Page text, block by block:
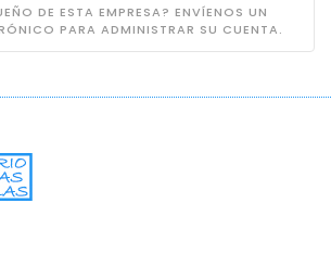
DE ESTA EMPRESA? ENVÍENOS UN
PARA ADMINISTRAR SU CUENTA.